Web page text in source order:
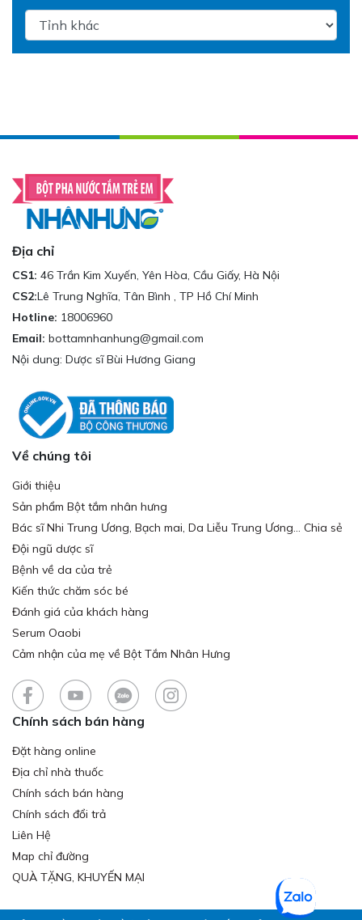
Địa chỉ
CS1: 46 Trần Kim Xuyến, Yên Hòa, Cầu Giấy, Hà Nội
CS2:Lê Trung Nghĩa, Tân Bình , TP Hồ Chí Minh
Hotline: 18006960
Email: bottamnhanhung@gmail.com
Nội dung: Dược sĩ Bùi Hương Giang
Về chúng tôi
Giới thiệu
Sản phẩm Bột tắm nhân hưng
Bác sĩ Nhi Trung Ương, Bạch mai, Da Liễu Trung Ương... Chia sẻ
Đội ngũ dược sĩ
Bệnh về da của trẻ
Kiến thức chăm sóc bé
Đánh giá của khách hàng
Serum Oaobi
Cảm nhận của mẹ về Bột Tắm Nhân Hưng
Chính sách bán hàng
Đặt hàng online
Địa chỉ nhà thuốc
Chính sách bán hàng
Chính sách đổi trả
Liên Hệ
Map chỉ đường
QUÀ TẶNG, KHUYẾN MẠI